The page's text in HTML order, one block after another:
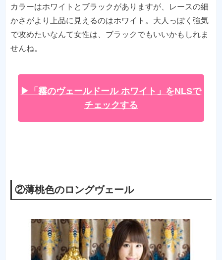
カラーはホワイトとブラックがありますが、レースの細
かさがより上品に見えるのはホワイト。大人っぽく強気
で攻めたいなんて女性は、ブラックでもいいかもしれま
せんね。
▶「霧のヴェールドール ホワイト」をNLSで
チェックする
②薄桃色のロングヴェール